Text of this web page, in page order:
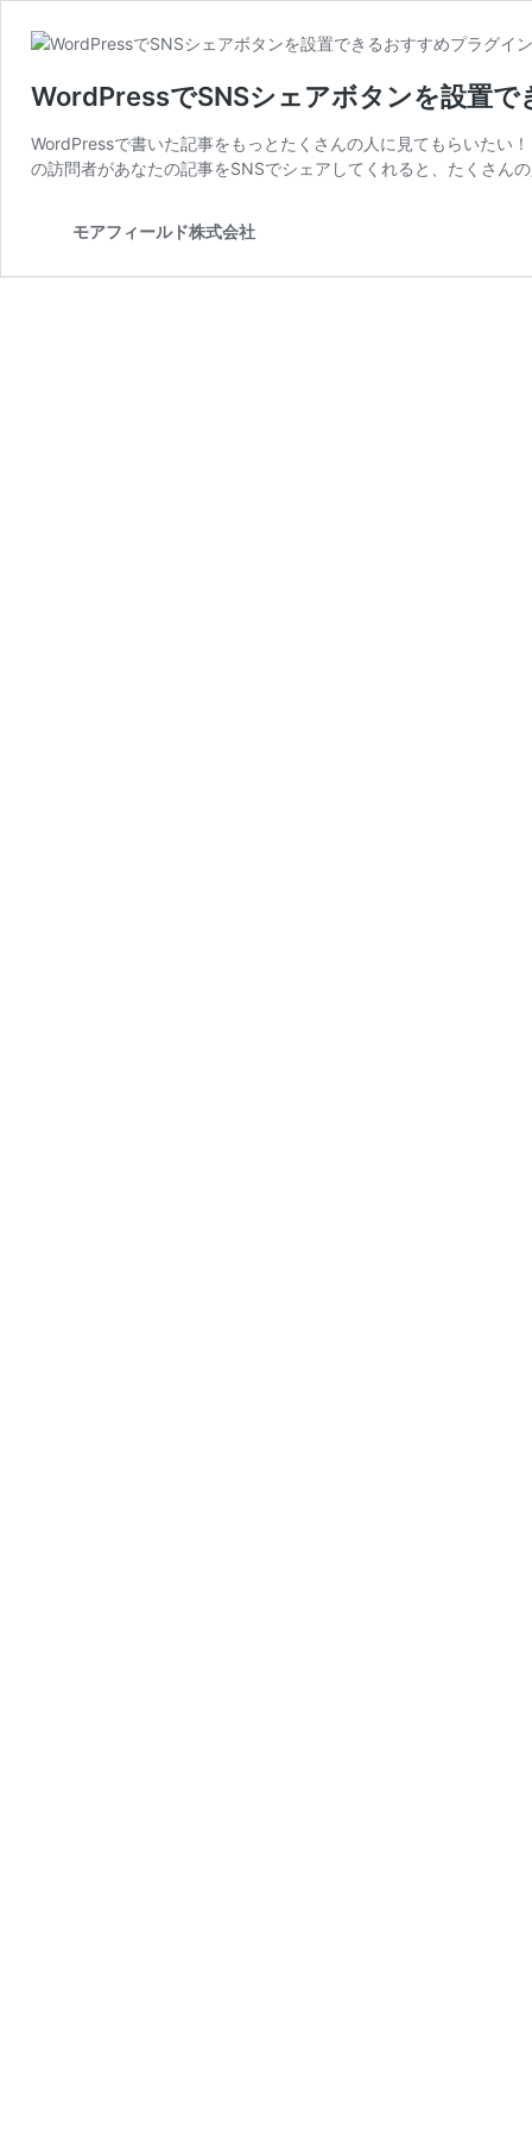
WordPressでSNSシェアボタンを設置
WordPressで書いた記事をもっとたくさんの人に見てもらいたい
の訪問者があなたの記事をSNSでシェアしてくれると、たくさん
モアフィールド株式会社